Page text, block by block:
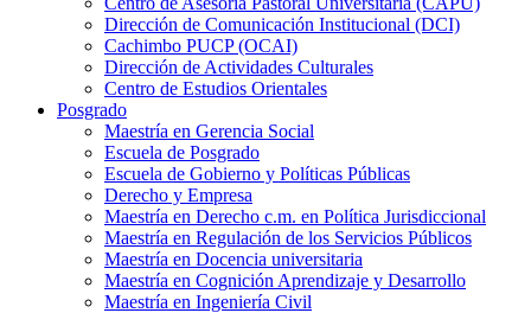
Dirección de Comunicación Institucional (DCI)
Cachimbo PUCP (OCAI)
Dirección de Actividades Culturales
Centro de Estudios Orientales
Posgrado
Maestría en Gerencia Social
Escuela de Posgrado
Escuela de Gobierno y Políticas Públicas
Derecho y Empresa
Maestría en Derecho c.m. en Política Jurisdiccional
Maestría en Regulación de los Servicios Públicos
Maestría en Docencia universitaria
Maestría en Cognición Aprendizaje y Desarrollo
Maestría en Ingeniería Civil